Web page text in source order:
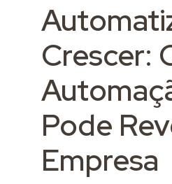
Crescer:
Pode
Empresa